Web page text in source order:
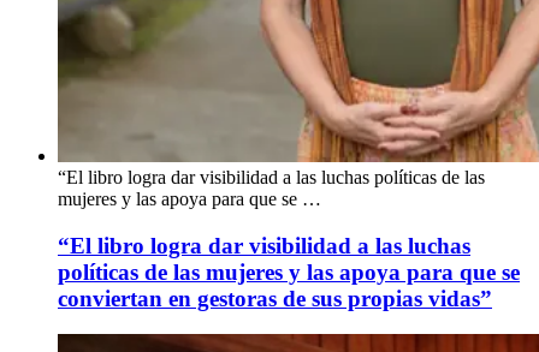
“El libro logra dar visibilidad a las luchas políticas de las
mujeres y las apoya para que se …
“El libro logra dar visibilidad a las luchas
políticas de las mujeres y las apoya para que se
conviertan en gestoras de sus propias vidas”